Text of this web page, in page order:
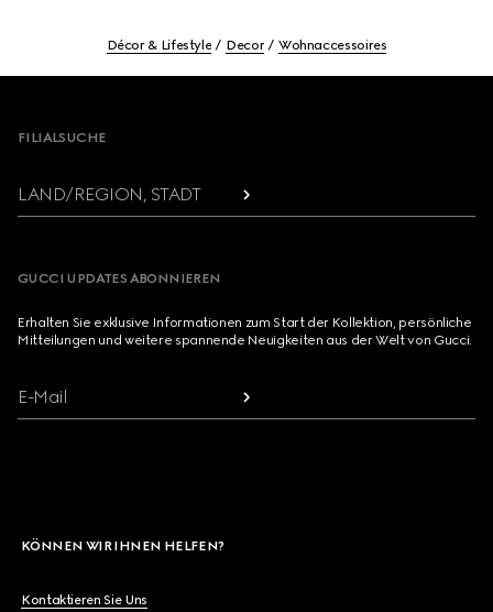
Décor & Lifestyle Decor Wohnaccessoires
FILIALSUCHE
LAND/REGION, STADT
GUCCI UPDATES ABONNIEREN
Erhalten Sie exklusive Informationen zum Start der Kollektion, persönliche
Mitteilungen und weitere spannende Neuigkeiten aus der Welt von Gucci.
E-Mail
KÖNNEN WIR IHNEN HELFEN?
Kontaktieren Sie Uns